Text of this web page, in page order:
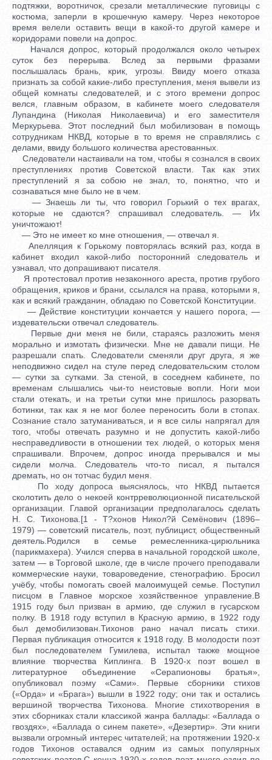
подтяжки, воротничок, срезали металлические пуговицы с
костюма, заперли в крошечную камеру. Через некоторое
время велели оставить вещи в какой-то другой камере и
коридорами повели на допрос.
Начался допрос, который продолжался около четырех
суток без перерыва. Вслед за первыми фразами
послышалась брань, крик, угрозы. Ввиду моего отказа
признать за собой какие-либо преступления, меня вывели из
общей комнаты следователей, и с этого времени допрос
велся, главным образом, в кабинете моего следователя
Лупандина (Николая Николаевича) и его заместителя
Меркурьева. Этот последний был мобилизован в помощь
сотрудникам НКВД, которые в то время не справлялись с
делами, ввиду большого количества арестованных.
Следователи настаивали на том, чтобы я сознался в своих
преступлениях против Советской власти. Так как этих
преступлений я за собою не знал, то, понятно, что и
сознаваться мне было не в чем.
— Знаешь ли ты, что говорил Горький о тех врагах,
которые не сдаются? спрашивал следователь. — Их
уничтожают!
— Это не имеет ко мне отношения, — отвечал я.
Апелляция к Горькому повторялась всякий раз, когда в
кабинет входил какой-либо посторонний следователь и
узнавал, что допрашивают писателя.
Я протестовал против незаконного ареста, против грубого
обращения, криков и брани, ссылался на права, которыми я,
как и всякий гражданин, обладаю по Советской Конституции.
— Действие конституции кончается у нашего порога, —
издевательски отвечал следователь.
Первые дни меня не били, стараясь разложить меня
морально и измотать физически. Мне не давали пищи. Не
разрешали спать. Следователи сменяли друг друга, я же
неподвижно сидел на стуле перед следовательским столом
— сутки за сутками. За стеной, в соседнем кабинете, по
временам слышались чьи-то неистовые вопли. Ноги мои
стали отекать, и на третьи сутки мне пришлось разорвать
ботинки, так как я не мог более переносить боли в стопах.
Сознание стало затуманиваться, и я все силы напрягал для
того, чтобы отвечать разумно и не допустить какой-либо
несправедливости в отношении тех людей, о которых меня
спрашивали. Впрочем, допрос иногда прерывался и мы
сидели молча. Следователь что-то писал, я пытался
дремать, но он тотчас будил меня.
По ходу допроса выяснялось, что НКВД пытается сколотить дело о некоей контрреволюционной писательской организации. Главой организации предполагалось сделать Н. С. Тихонова.[1 - Т?хонов Никол?й Семёнович (1896–1979) — советский писатель, поэт, публицист, общественный деятель.Родился в семье ремесленника-цирюльника (парикмахера). Учился сперва в начальной городской школе, затем — в Торговой школе, где в числе прочего преподавали коммерческие науки, товароведение, стенографию. Бросил учёбу, чтобы помогать своей малоимущей семье. Поступил писцом в Главное морское хозяйственное управление.В 1915 году был призван в армию, где служил в гусарском полку. В 1918 году вступил в Красную армию, в 1922 году был демобилизован.Тихонов рано начал писать стихи. Первая публикация относится к 1918 году. В молодости поэт был последователем Гумилева, испытал также мощное влияние творчества Киплинга. В 1920-х поэт вошел в литературное объединение «Серапионовы братья», опубликовал поэму «Сами». Первые сборники стихов («Орда» и «Брага») вышли в 1922 году; они так и остались вершиной творчества Тихонова. Многие стихотворения в этих сборниках стали классикой жанра баллады: «Баллада о гвоздях», «Баллада о синем пакете», «Дезертир». Эти книги вызвали огромный интерес читателей; на протяжении 1920-х годов Тихонов оставался одним из самых популярных советских поэтов.С конца 1920-х годов поэт много ездил по стране, в частности на Кавказ. Внимательно изучал жизнь и историю народов Кавказа. Занимался переводами грузинских, армянских, дагестанских поэтов. В 1935 году впервые поехал в Западную Европу с советской делегацией на Конгресс в защиту мира в Париже. Неоднократно выступает с политическими заявлениями, поддерживающими линию советского руководства.Во время Великой Отечественной войны работал в Политуправлении Ленинградского фронта. Писал очерки и рассказы, статьи и листовки, стихи и обращения. Стихи этого периода вошли в книгу «Огненный год» (1942), самое известное произведение военных лет — поэма «Киров с нами».В послевоенный период Тихонов пишет меньше, что было связано с значительными общественными нагрузками. С 1949 года Тихонов был председателем Советского комитета защиты мира, в 1950 году стал членом Всемирного Совета Мира. Побывал в составе советских делегаций в ряде стран Европы и Азии. Герой Социалистического Труда (1966), трижды лауреат Сталинской премии (1942, 1949, 1952), лауреат Ленинской премии (1970). Поэт скончался 8 февраля 1979 года в Москве. Незадолго до смерти, выступая по советскому радио, вспоминал о своём учителе Гумилёве (чьё имя было тогда под запретом) и цитировал его стихи.] В качестве членов должны были фигурировать писатели-ленинградцы, к этому времени уже арестованные: Бенедикт Лившиц,[2 - Лившиц Бенедикт Константинович (1886–1937), русский поэт-футурист и переводчик. Настоящая фамилия Наумович. Родился 25 декабря 1886 (6 января 1887), в Одессе. Учился в Ришельевской гимназии в Одессе, изучал юриспруденцию в Одесском и Киевском университетах.После революции, в 1922 г. Бенедикт Лившиц переселился в Петроград.Его наследие помещается в трех небольших книгах: книге собственных стихов, книге стихотворных переводов и книге воспоминаний. Можно спорить о преимуществах каждой из них, но все вместе они составляют то, что называется именем Бенедикта Лившица, оригинального поэта, наблюдательного и умного мемуариста, личности во всех отношениях интересной и примечательной.Самая известная книга Бенедикта Лившица — «Полутораглазый стрелец», книга воспоминаний и размышлений, вышла в 1933 году.В октябре 1937 года Лившиц был арестован, а 21 сентября 1938 расстрелян как враг народа. (По официальной версии, умер от сердечного приступа 15 мая 1939).Во время следствия по делу, не выдержав пыток, оговорил Н. Заболоцкого.] Елена Тагер,[3 - Тагер Елена Михайловна (1895–1964) — русский поэт, прозаик, мемуарист.Закончила частную гимназию М. Н. Стоюниной (1913), поступила на историко-филологический факультет Высших женских Бестужевских курсов (не окончила). Начала публиковать стихи в 1915 году, вошла в Кружок поэтов при Пушкинском обществе в Петербургском университете, участвовала в Пушкинском семинаре С. А. Венгерова. Познакомилась с Ю. Тыняновым, Ю. Оксманом, А. Блоком, О. Мандельштамом, Л. Добычиным. Вышла замуж за поэта и филолога-пушкиниста Георгия Маслова (1895–1920), летом 1917 года уехала с ним к его родным в Симбирск, где он вступил в в Добровольческую армию. Работала у белых в Поволжье, затем — на советской службе в Самаре, сотрудничала с американской организацией помощи Герберта Гувера (АРА). После смерти мужа вернулась в Петроград в декабре 1920 года.В 1922 году обвинена в шпионаже, выслана на два года в Архангельск. Возвратилась в Ленинград в конце 1927 года.Публиковала прозу и переводы, сотрудничала с Издательством писателей в Ленинграде. В 1929 году выпустила книгу рассказов «Зимний берег» (переиздан в 1931), еще несколько книг прозы. Входила в группу Перевал (1929–1932), принята в Союз писателей (1934).В марте 1938 года вновь арестована по делу, сфабрикованному на Николая Тихонова, по которому был арестован и Заболоцкий. Помимо Тихонова, по делу «разрабатывалось» большое число других ленинградских писателей, осуждены вместе были Заболоцкий, Тагер и Бенедикт Лившиц (расстрелян). Под пытками Тагер подписала показания против Заболоцкого (в 1951 году, при новом аресте, отказалась от них). Приговорена к 10 годам исправительно-трудовых работ. Срок отбывала на Колыме и под Магаданом. Освобождена в 1948 году. Жила в Бийске.В 1951 году в третий раз арестована и выслана на спецпоселение в Казахстан. В сентябре 1954 году освобождена, в 1956 году вернулась в Ленинград.Реабилитирована, восстановлена в Союзе писателей.] Георгий Куклин,[4 - Куклин Георгий Осипович (1903–1938?) — русский писатель.Родился в деревне Игнатьево под Нижнеилимском в крестьянской семье. Окончив в деревне Черемхово школу-трехлетку, Георгий в 1914 году поступил в Нижнеилимское начальное училище.Осенью 1918 года после окнчания училища, пешком, ушел в уездный Киренск, где успешно сдал вступительные экзмены в учительскую семинарию.В 1925 году окончил Петроградский государственный университет, куда за успехи в обучении был переведен из Иркутского университета.После окончания университета и службы в армии Георгий Куклин поселился в Ленинграде. Работал учителем в школе фабзавуча, библиотекарем, редактором в издательстве «Красная газета».Первое большое произведение Георгия Куклина — повесть «Краткосрочники» — появилось в издательстве писателей в Ленинграде в 1929 году.Рассказы и очерки молодого писателя печатались в ведущих литературных журналах — «Красной нови», «Литературном современнике», «Звезде», «Резце», в основанном А.М. Горьким журнале «Наши достижения». Георгий Куклин, подобно метеору, стремительно входил в самую гущу литературной жизни тридцатых годов. Он знакомится и сближается с Николаем Зарудиным, Николаем Заболоцким. Сердечным его другом становится писатель Иван Катаев вместе с которым входил в литературную группу «Перевал».После писательского съезда в 1934 году различные литературные группировки перестали существовать. Закрылись многие издательства. Работать стало труднее. Писатель уходит от злободневных тем современности в историю. В 1935 году в Москве новым центральным издательством «Советский писатель» выпущен роман Куклина «Учителя». Он повествовал о событиях начала века — жизни политических ссыльных в Сибири в период первой мировой войны.В 1938 году Георгий Куклин подвергся необоснованному аресту и погиб тридцати шести лет от роду, в расцвете творческих сил. О времени кончины писателя нет пока точных данных. Вдова писателя называла 1938 год. «Кратная литературная энциклопедия» указывает ноябрь 1939 года и место смерти — Красноярск.] кажется, Борис Корнилов,[5 - Корнилов Борис Петрович (1907–1937) — советский поэт.Родился 16 (29) июля 1907 года в селе Покровское Нижегородской губернии (ныне Семёновского района Нижегородской области), в семье сельского учителя.Первые публикации отдельных стихов Корнилова относятся к 1923 году.В конце 1925 года поэт уезжает в Ленинград, чтобы показать свои стихи Есенину, но уже не застаёт его в живых. Он входит в группу «Смена» под руководством В. М. Саянова, и там его вскоре признают одним из самых талантливых молодых поэтов России.В 1926 году Корнилов — вместе с Ольгой Берггольц, также участницей «Смены», — поступил на Высшие государственные курсы искусствоведения при Институте истории искусств. Борис и Ольга вступили в брак, который, правда, оказался недолговечным. Корнилов не задержался и на искусствоведческих курсах.В 1928 году у него выходит первая книга стихов «Молодость». Затем в 1933 году появляются сборники «Книга стихов» и «Стихи и поэмы».В 1930-х годах у Корнилова выходят поэмы «Соль» (1931), «Тезисы романа» (1933), «Агент уголовного розыска» (1933), «Начало земли» (1936), «Самсон» (1936), «Триполье» (1933), «Моя Африка» (1935). Писал также песни («Песня о встречном», «Комсомольская-краснофлотская» и др.), стихотворные агитки («Вошь»), стихи для детей («Как от мёда у медведя зубы начали болеть»).В 1932 году поэт пишет о ликвидации кулачества, и его обвиняют в «яростной кулацкой пропаганде». Частично реабилитирует его в глазах советских идеологов поэма «Триполье» — она посвящена памяти комсомольцев, убитых во время кулацкого восстания.В середине 1930-х годов в жизни Корнилова наступил явственный кризис, он злоупотреблял спиртным.В октябре 1936 Корнилова исключают из Союза писателей. В 1937 году, а разгар массовых чисток и политических процессов Корнилова арестовывают в Ленинграде. Он расстрелян 21 февраля 1938 года.Посмертно реабилитирован.* * *] кто-то еще и, наконец, я. Усиленно допытывались сведений о Федине и Маршаке. Неоднократно шла речь о Н. М. Олейникове, Т. И. Табидзе, Д. И. Хармсе и А. И. Введенском, — поэтах, с которыми я был связан старым знакомством и общими литературными интересами. В особую вину мне ставилась моя поэма «Торжество Земледелия», которая была напечатана Тихоновым в журнале «Зв